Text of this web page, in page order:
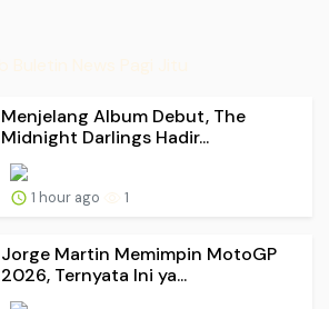
Menjelang Album Debut, The
Midnight Darlings Hadir...
1 hour ago 1
Jorge Martin Memimpin MotoGP
2026, Ternyata Ini ya...